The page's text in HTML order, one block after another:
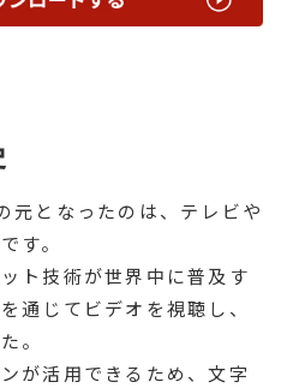
元となったのは、テレビや
す。
ト技術が世界中に普及す
通じてビデオを視聴し、
。
が活用できるため、文字